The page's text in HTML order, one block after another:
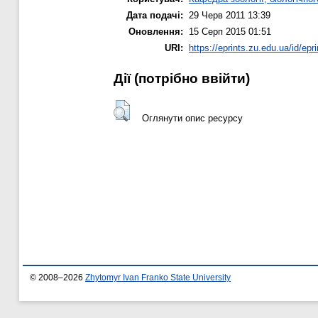
Дата подачі: 29 Черв 2011 13:39
Оновлення:
15 Серп 2015 01:51
URI:
https://eprints.zu.edu.ua/id/
Дії ​​(потрібно ввійти)
Оглянути опис ресурсу
© 2008–2026 Zhytomyr Ivan Franko State University